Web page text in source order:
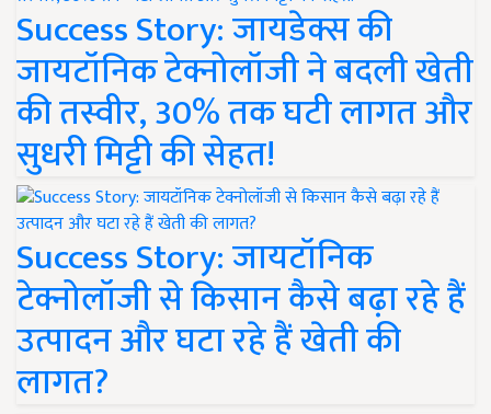
Success Story: जायडेक्स की
जायटॉनिक टेक्नोलॉजी ने बदली खेती
की तस्वीर, 30% तक घटी लागत और
सुधरी मिट्टी की सेहत!
Success Story: जायटॉनिक
टेक्नोलॉजी से किसान कैसे बढ़ा रहे हैं
उत्पादन और घटा रहे हैं खेती की
लागत?